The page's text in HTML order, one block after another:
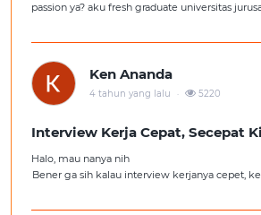
passion ya? aku fresh graduate universitas
aku ambil kerjaan sesuai jurusan.
Ken Ananda
4 tahun yang lalu 5220
Interview Kerja Cepat, Secepat
Halo, mau nanya nih
Bener ga sih kalau interview kerjanya cepet,
Tolong pencerahannya dong kakak-kakak